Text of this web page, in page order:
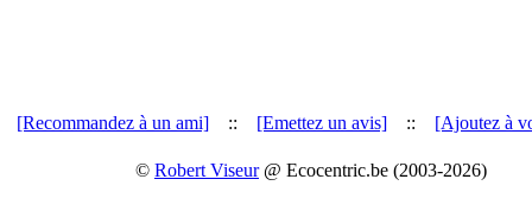
[Recommandez à un ami] :: [Emettez un avis] :: [Ajoutez à
© Robert Viseur@ Ecocentric.be (2003-2026)